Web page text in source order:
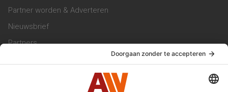
Partner worden & Adverteren
Nieuwsbrief
Partners